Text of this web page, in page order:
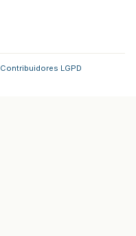
Contribuidores LGPD